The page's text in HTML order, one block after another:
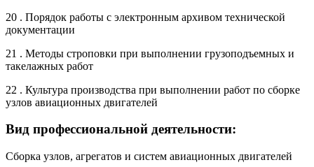
20 . Порядок работы с электронным архивом технической
документации
21 . Методы строповки при выполнении грузоподъемных и
такелажных работ
22 . Культура производства при выполнении работ по сборке
узлов авиационных двигателей
Вид профессиональной деятельности:
Сборка узлов, агрегатов и систем авиационных двигателей